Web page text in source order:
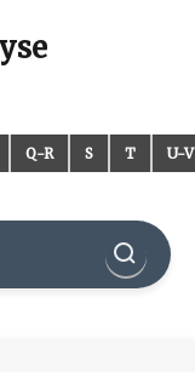
Q-R S T U-V